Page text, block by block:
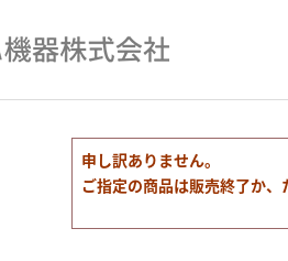
申し訳ありません。
ご指定の商品は販売終了か